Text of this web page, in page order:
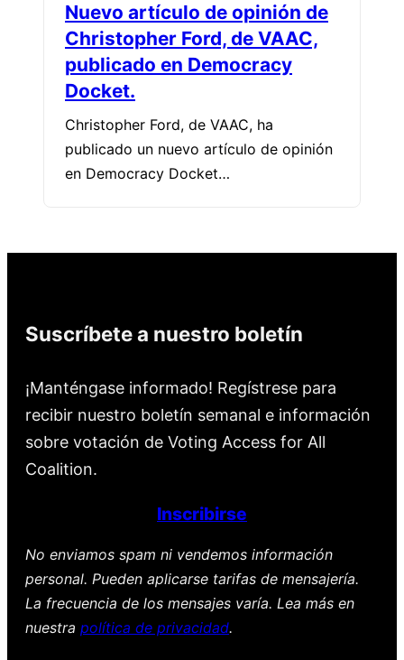
Nuevo artículo de opinión de
Christopher Ford, de VAAC,
publicado en Democracy
Docket.
Christopher Ford, de VAAC, ha
publicado un nuevo artículo de opinión
en Democracy Docket…
Suscríbete a nuestro boletín
¡Manténgase informado! Regístrese para
recibir nuestro boletín semanal e información
sobre votación de Voting Access for All
Coalition.
Inscribirse
No enviamos spam ni vendemos información
personal. Pueden aplicarse tarifas de mensajería.
La frecuencia de los mensajes varía. Lea más en
nuestra política de privacidad.